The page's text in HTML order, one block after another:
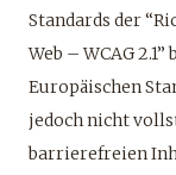
Standards der
Web – WCAG
Europäischen
jedoch nicht
barrierefreien